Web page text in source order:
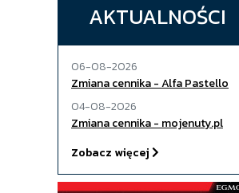
AKTUALNOŚCI
06-08-2026
Zmiana cennika - Alfa Pastello
04-08-2026
Zmiana cennika - mojenuty.pl
Zobacz więcej